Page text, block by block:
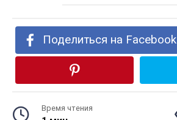
Поделиться на Facebook
Время чтения